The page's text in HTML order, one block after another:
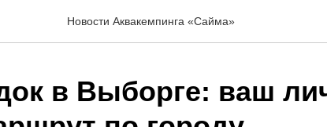
Новости Аквакемпинга «Сайма»
в Выборге: ваш